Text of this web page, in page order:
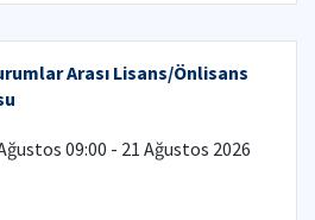
Arası Lisans/Önlisans
09:00 - 21 Ağustos 2026